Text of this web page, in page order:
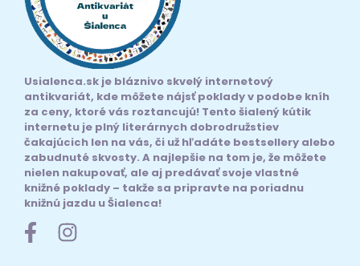
Usialenca.sk je bláznivo skvelý internetový
antikvariát, kde môžete nájsť poklady v podobe kníh
za ceny, ktoré vás roztancujú! Tento šialený kútik
internetu je plný literárnych dobrodružstiev
čakajúcich len na vás, či už hľadáte bestsellery alebo
zabudnuté skvosty. A najlepšie na tom je, že môžete
nielen nakupovať, ale aj predávať svoje vlastné
knižné poklady – takže sa pripravte na poriadnu
knižnú jazdu u Šialenca!